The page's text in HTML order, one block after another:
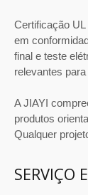
Certificação
em
final e teste
relevantes
A JIAYI
produtos
Qualquer
SERVIÇO